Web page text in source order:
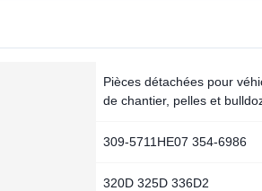
Pièces détachées pour
de chantier, pelles et
309-5711HE07 354-6986
320D 325D 336D2